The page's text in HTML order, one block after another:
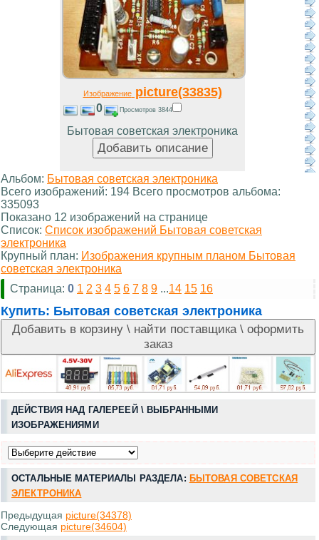
Изображениеpicture(33835)
0 Просмотров 3844
Бытовая советская электроника
Альбом: Бытовая советская электроника
Всего изображений: 194 Всего просмотров альбома:
335093
Показано 12 изображений на странице
Список: Список изображений Бытовая советская
электроника
Крупный план: Изображения крупным планом Бытовая
советская электроника
Страница: 0 1 2 3 4 5 6 7 8 9 ...14 15 16
Купить: Бытовая советская электроника
ДЕЙСТВИЯ НАД ГАЛЕРЕЕЙ \ ВЫБРАННЫМИ
ИЗОБРАЖЕНИЯМИ
ОСТАЛЬНЫЕ МАТЕРИАЛЫ РАЗДЕЛА: БЫТОВАЯ СОВЕТСКАЯ
ЭЛЕКТРОНИКА
Предыдущая picture(34378)
Следующая picture(34604)